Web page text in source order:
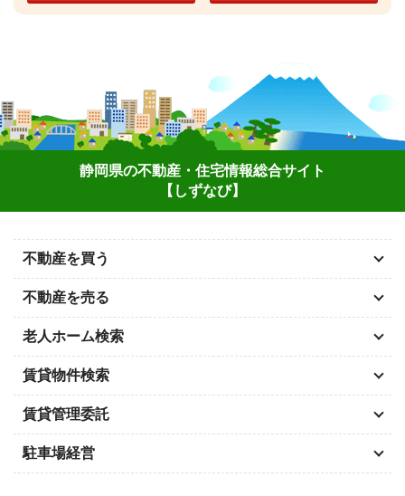
静岡県の不動産・住宅情報総合サイト
【しずなび】
不動産を買う
不動産を売る
老人ホーム検索
賃貸物件検索
賃貸管理委託
駐車場経営